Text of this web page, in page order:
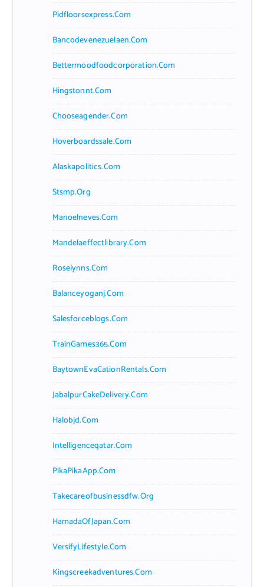
Pidfloorsexpress.com
Bancodevenezuelaen.com
Bettermoodfoodcorporation.com
Hingstonnt.com
Chooseagender.com
Hoverboardssale.com
Alaskapolitics.com
Stsmp.org
Manoelneves.com
Mandelaeffectlibrary.com
Roselynns.com
Balanceyoganj.com
Salesforceblogs.com
TrainGames365.com
BaytownEvaCationRentals.com
JabalpurCakeDelivery.com
Halobjd.com
Intelligenceqatar.com
PikaPikaApp.com
Takecareofbusinessdfw.org
HamadaOfJapan.com
VersifyLifestyle.com
Kingscreekadventures.com